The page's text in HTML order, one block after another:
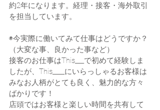
約2年になります。経理・接客・海外取引
を担当しています。
◉今実際に働いてみて仕事はどうですか？
（大変な事、良かった事など）
接客のお仕事はThis___で初めて経験しま
したが、This____にいらっしゃるお客様は
みなお人柄がとても良く、魅力的な方々
ばかりです！
店頭ではお客様と楽しい時間を共有して